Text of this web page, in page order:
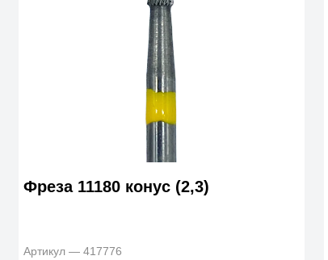
Фреза 11180 конус (2,3)
Артикул — 417776